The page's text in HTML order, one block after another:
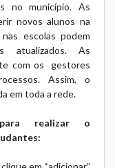
no município. As
novos alunos na
escolas podem
atualizados. As
com os gestores
Assim, o
em toda a rede.
realizar o